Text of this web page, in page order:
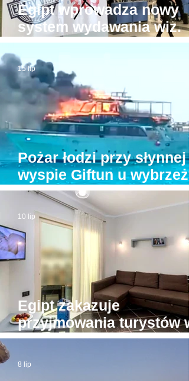
Egipt wprowadza nowy
system wydawania wiz.
Będzie drożej!
Pożar łodzi przy słynnej
wyspie Giftun u wybrzeży
Hurghady. Na pokładzie
było kilkunastu turystów
15 lip
Egipt zakazuje
przyjmowania turystów w
apartamentach bez
10 lip
8 lip